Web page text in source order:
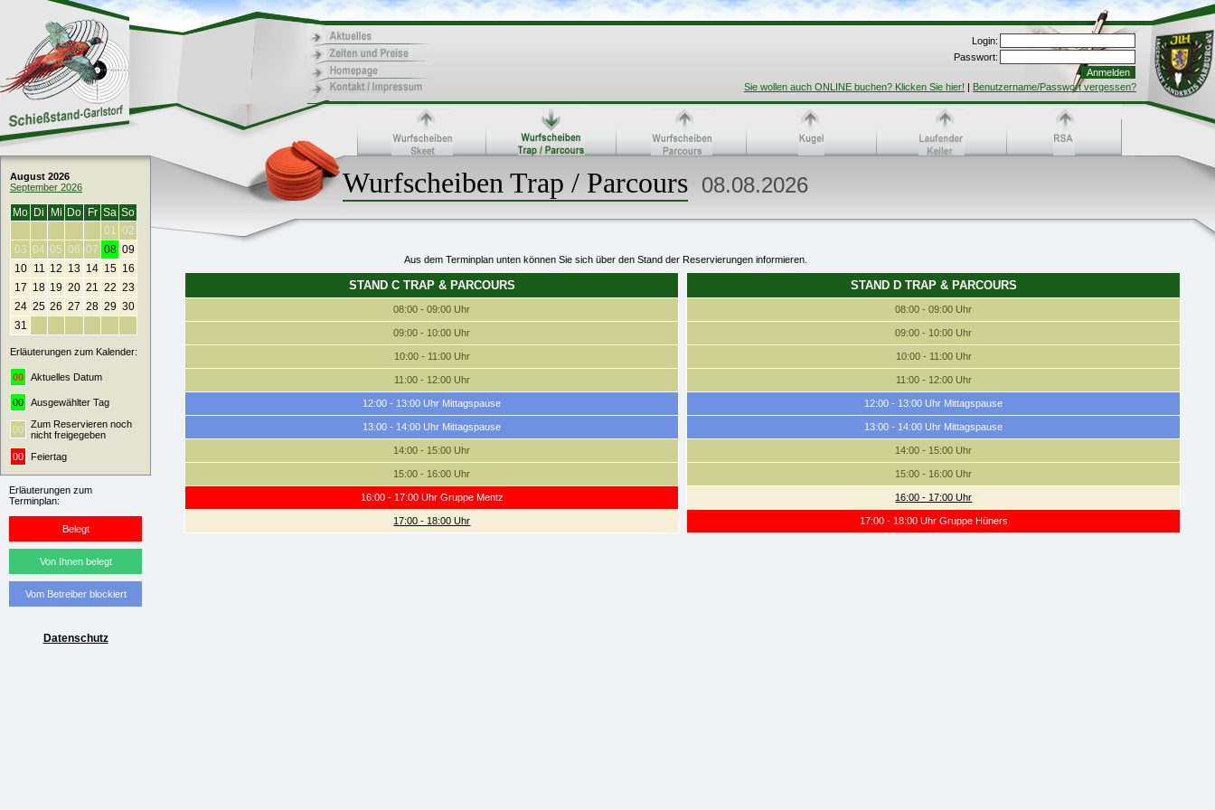
Login:
Passwort:
Sie wollen auch ONLINE buchen? Klicken Sie hier! | Benutzername/Passwort vergessen?
August 2026
September 2026
Mo Di Mi Do Fr Sa So
01 02
03 04 05 06 07 08 09
10
11 12 13 14 15 16
17 18 19 20 21 22 23
24 25 26 27 28 29 30
31
Erläuterungen zum Kalender:
00 Aktuelles Datum
00 Ausgewählter Tag
00
Zum Reservieren noch
nicht freigegeben
00
Feiertag
Erläuterungen zum
Terminplan:
Belegt
Von Ihnen belegt
Vom Betreiber blockiert
Datenschutz
Wurfscheiben Trap / Parcours 08.08.2026
Aus dem Terminplan unten können Sie sich über den Stand der Reservierungen informieren.
STAND C TRAP & PARCOURS
08:00 - 09:00 Uhr
09:00 - 10:00 Uhr
10:00 - 11:00 Uhr
11:00 - 12:00 Uhr
12:00 - 13:00 Uhr Mittagspause
13:00 - 14:00 Uhr Mittagspause
14:00 - 15:00 Uhr
15:00 - 16:00 Uhr
16:00 - 17:00 Uhr Gruppe Mentz
17:00 - 18:00 Uhr
STAND D TRAP & PARCOURS
08:00 - 09:00 Uhr
09:00 - 10:00 Uhr
10:00 - 11:00 Uhr
11:00 - 12:00 Uhr
12:00 - 13:00 Uhr Mittagspause
13:00 - 14:00 Uhr Mittagspause
14:00 - 15:00 Uhr
15:00 - 16:00 Uhr
16:00 - 17:00 Uhr
17:00 - 18:00 Uhr Gruppe Hüners